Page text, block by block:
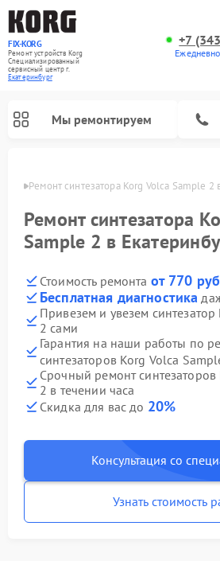
FIX-KORG
Ремонт устройств Korg
Специализированный
cервисный центр г.
Екатеринбург
+7
Мы ремонтируем
Ремонт синтезатора Korg Volca Sample 2
Ремонт синтезатора
Sample 2 в
Стоимость ремонта от 770
Бесплатная диагностика
Привезем и увезем
2 сами
Гарантия на наши работы по
синтезаторов Korg Volca
Срочный ремонт
2 в течении часа
Скидка для вас до 20%
Консультация со
Узнать стоимость